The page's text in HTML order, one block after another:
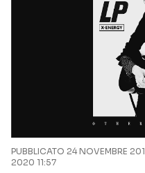
PUBBLICATO 24 NOVEMBRE
2020 11:57